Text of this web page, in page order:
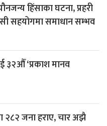
हिंसाका घटना, प्रहरी
सहयोगमा समाधान सम्भव
३२औँ ‘प्रकाश मानव
२८२ जना हराए, चार अझै